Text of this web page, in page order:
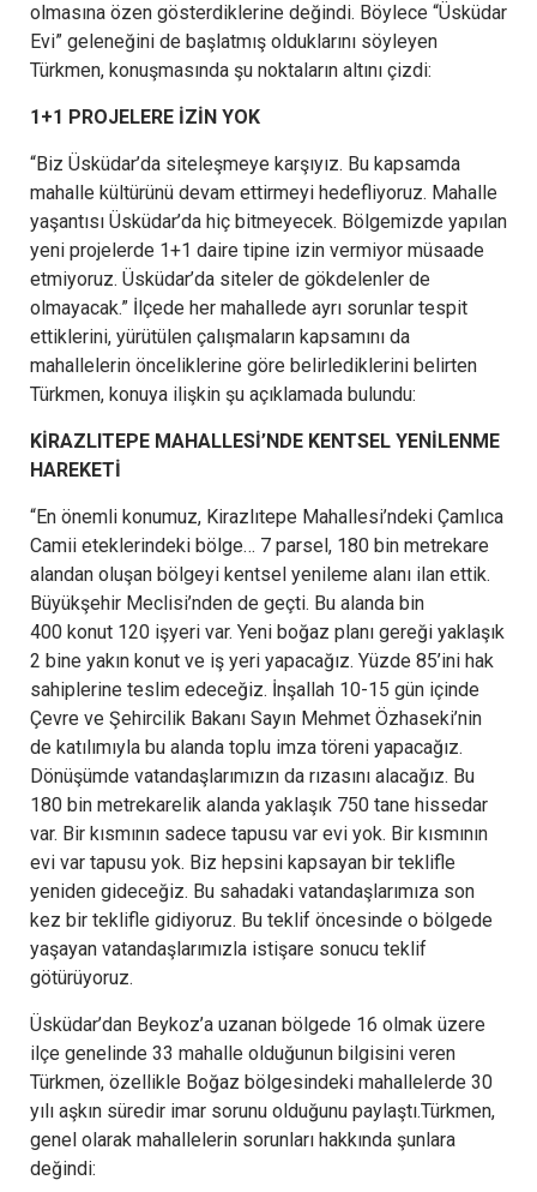
olmasına özen gösterdiklerine değindi. Böylece “Üsküdar
Evi” geleneğini de başlatmış olduklarını söyleyen
Türkmen, konuşmasında şu noktaların altını çizdi:
1+1 PROJELERE İZİN YOK
“Biz Üsküdar’da siteleşmeye karşıyız. Bu kapsamda
mahalle kültürünü devam ettirmeyi hedefliyoruz. Mahalle
yaşantısı Üsküdar’da hiç bitmeyecek. Bölgemizde yapılan
yeni projelerde 1+1 daire tipine izin vermiyor müsaade
etmiyoruz. Üsküdar’da siteler de gökdelenler de
olmayacak.” İlçede her mahallede ayrı sorunlar tespit
ettiklerini, yürütülen çalışmaların kapsamını da
mahallelerin önceliklerine göre belirlediklerini belirten
Türkmen, konuya ilişkin şu açıklamada bulundu:
KİRAZLITEPE MAHALLESİ’NDE KENTSEL YENİLENME
HAREKETİ
“En önemli konumuz, Kirazlıtepe Mahallesi’ndeki Çamlıca
Camii eteklerindeki bölge… 7 parsel, 180 bin metrekare
alandan oluşan bölgeyi kentsel yenileme alanı ilan ettik.
Büyükşehir Meclisi’nden de geçti. Bu alanda bin
400 konut 120 işyeri var. Yeni boğaz planı gereği yaklaşık
2 bine yakın konut ve iş yeri yapacağız. Yüzde 85’ini hak
sahiplerine teslim edeceğiz. İnşallah 10-15 gün içinde
Çevre ve Şehircilik Bakanı Sayın Mehmet Özhaseki’nin
de katılımıyla bu alanda toplu imza töreni yapacağız.
Dönüşümde vatandaşlarımızın da rızasını alacağız. Bu
180 bin metrekarelik alanda yaklaşık 750 tane hissedar
var. Bir kısmının sadece tapusu var evi yok. Bir kısmının
evi var tapusu yok. Biz hepsini kapsayan bir teklifle
yeniden gideceğiz. Bu sahadaki vatandaşlarımıza son
kez bir teklifle gidiyoruz. Bu teklif öncesinde o bölgede
yaşayan vatandaşlarımızla istişare sonucu teklif
götürüyoruz.
Üsküdar’dan Beykoz’a uzanan bölgede 16 olmak üzere
ilçe genelinde 33 mahalle olduğunun bilgisini veren
Türkmen, özellikle Boğaz bölgesindeki mahallelerde 30
yılı aşkın süredir imar sorunu olduğunu paylaştı.Türkmen,
genel olarak mahallelerin sorunları hakkında şunlara
değindi: